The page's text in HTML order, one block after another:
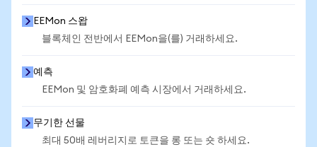
EEMon 스왑
블록체인 전반에서 EEMon을(를) 거래하세요.
예측
EEMon 및 암호화폐 예측 시장에서 거래하세요.
무기한 선물
최대 50배 레버리지로 토큰을 롱 또는 숏 하세요.